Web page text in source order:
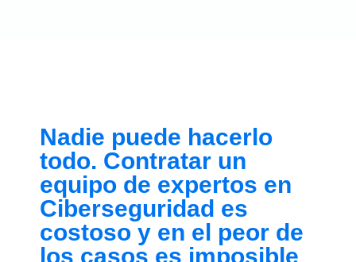
Nadie puede hacerlo
todo. Contratar un
equipo de expertos en
Ciberseguridad es
costoso y en el peor de
los casos es imposible